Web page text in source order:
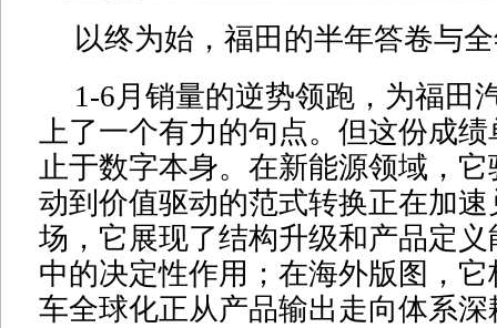
以终为始，福田的半年答卷与
1-6月销量的逆势领跑，为福田
上了一个有力的句点。但这份成
止于数字本身。在新能源领域，
动到价值驱动的范式转换正在加
场，它展现了结构升级和产品定
中的决定性作用；在海外版图，
车全球化正从产品输出走向体系